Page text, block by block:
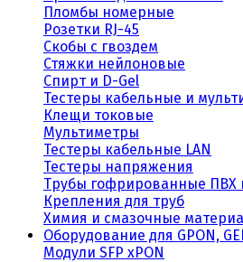
Пломбы номерные
Розетки RJ-45
Скобы с гвоздем
Стяжки нейлоновые
Спирт и D-Gel
Тестеры кабельные и
Клещи токовые
Мультиметры
Тестеры кабельные LAN
Тестеры напряжения
Трубы гофрированные ПВХ
Крепления для труб
Химия и смазочные
Оборудование для GPON,
Модули SFP xPON